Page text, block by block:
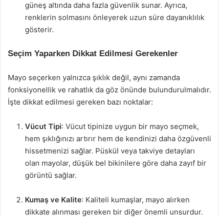
güneş altında daha fazla güvenlik sunar. Ayrıca,
renklerin solmasını önleyerek uzun süre dayanıklılık
gösterir.
Seçim Yaparken Dikkat Edilmesi Gerekenler
Mayo seçerken yalnızca şıklık değil, aynı zamanda
fonksiyonellik ve rahatlık da göz önünde bulundurulmalıdır.
İşte dikkat edilmesi gereken bazı noktalar:
Vücut Tipi: Vücut tipinize uygun bir mayo seçmek,
hem şıklığınızı artırır hem de kendinizi daha özgüvenli
hissetmenizi sağlar. Püskül veya takviye detayları
olan mayolar, düşük bel bikinilere göre daha zayıf bir
görüntü sağlar.
Kumaş ve Kalite: Kaliteli kumaşlar, mayo alırken
dikkate alınması gereken bir diğer önemli unsurdur.